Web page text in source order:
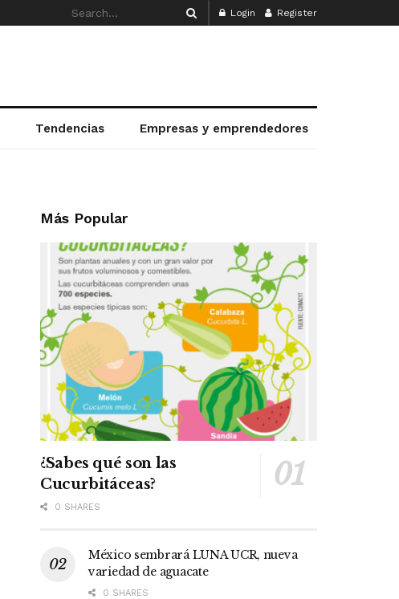
Login Register
Tendencias Empresas y emprendedores
Más Popular
¿Sabes qué son las
Cucurbitáceas?
0 SHARES
México sembrará LUNA UCR, nueva
variedad de aguacate
0 SHARES